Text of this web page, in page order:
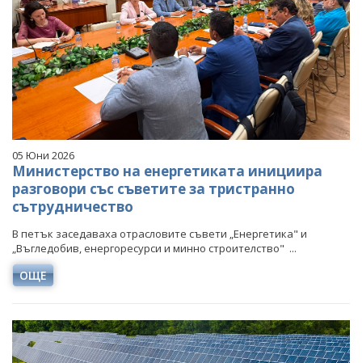
05 Юни 2026
Министерство на енергетиката инициира
разговори със съветите за тристранно
сътрудничество
В петък заседаваха отрасловите съвети „Енергетика" и
„Въгледобив, енергоресурси и минно строителство" ...
ОЩЕ